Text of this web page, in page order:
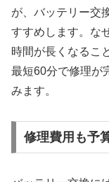
が、バッテリー交
すすめします。な
時間が長くなるこ
最短60分で修理が
みます。
修理費用も予